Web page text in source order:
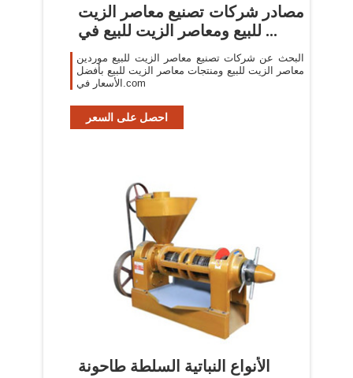
مصادر شركات تصنيع معاصر الزيت
للبيع ومعاصر الزيت للبيع في ...
البحث عن شركات تصنيع معاصر الزيت للبيع موردين
معاصر الزيت للبيع ومنتجات معاصر الزيت للبيع بأفضل
الأسعار في.com
احصل على السعر
الأنواع النباتية السلطة طاحونة